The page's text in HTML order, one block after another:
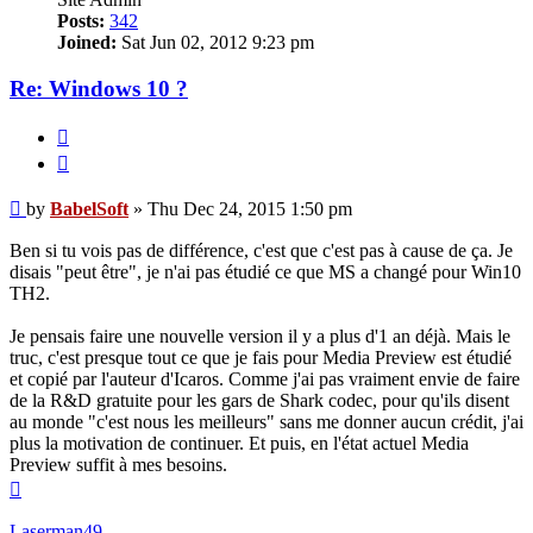
Posts: 342
Joined: Sat Jun 02, 2012 9:23 pm
Re: Windows 10 ?
Post
by BabelSoft » Thu Dec 24, 2015 1:50 pm
Ben si tu vois pas de différence, c'est que c'est pas à cause de ça. Je
disais "peut être", je n'ai pas étudié ce que MS a changé pour Win10
TH2.
Je pensais faire une nouvelle version il y a plus d'1 an déjà. Mais le
truc, c'est presque tout ce que je fais pour Media Preview est étudié
et copié par l'auteur d'Icaros. Comme j'ai pas vraiment envie de faire
de la R&D gratuite pour les gars de Shark codec, pour qu'ils disent
au monde "c'est nous les meilleurs" sans me donner aucun crédit, j'ai
plus la motivation de continuer. Et puis, en l'état actuel Media
Preview suffit à mes besoins.